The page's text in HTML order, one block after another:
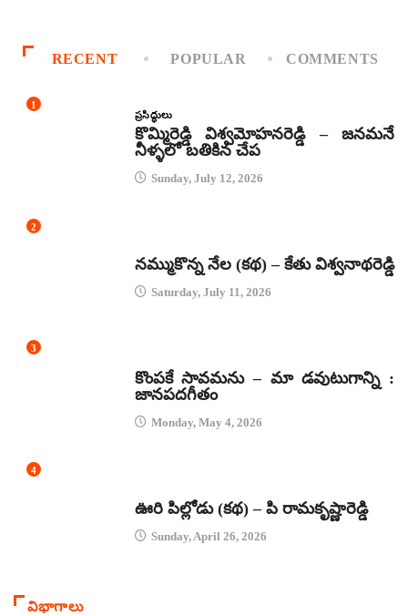
RECENT POPULAR COMMENTS
1
ప్రసిద్ధులు
కొమ్మిరెడ్డి విశ్వమోహనరెడ్డి – జనమనే
నీళ్ళలో బతికిన చేప
Sunday, July 12, 2026
2
నమ్ముకొన్న నేల (కథ) – కేతు విశ్వనాథరెడ్డి
Saturday, July 11, 2026
3
కొంపకే సావమను – మా డవుటుగాన్ని :
జానపదగీతం
Monday, May 4, 2026
4
ఊరి పిల్లోడు (కథ) – పి రామకృష్ణారెడ్డి
Sunday, April 26, 2026
విభాగాలు